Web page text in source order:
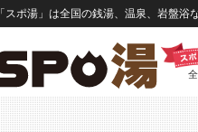
「スポ湯」は全国の銭湯、温泉、岩盤浴